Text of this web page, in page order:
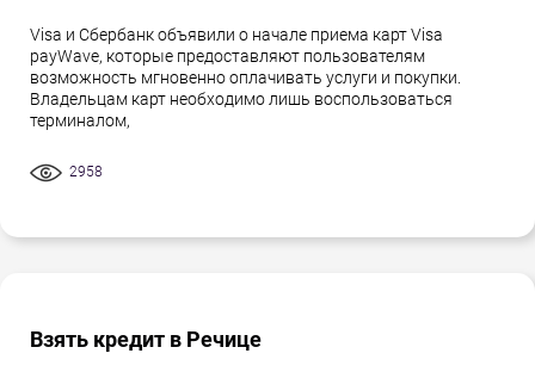
Visa и Сбербанк объявили о начале приема карт Visa
payWave, которые предоставляют пользователям
возможность мгновенно оплачивать услуги и покупки.
Владельцам карт необходимо лишь воспользоваться
терминалом,
2958
Взять кредит в Речице